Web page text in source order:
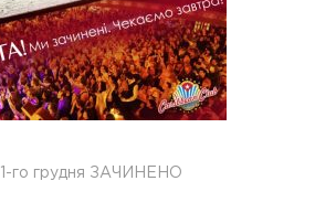
11-го грудня ЗАЧИНЕНО